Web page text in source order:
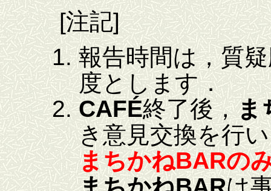
[注記]
報告時間は，質
度とします．
CAFÉ終了後，ま
き意見交換を行
まちかねBARの